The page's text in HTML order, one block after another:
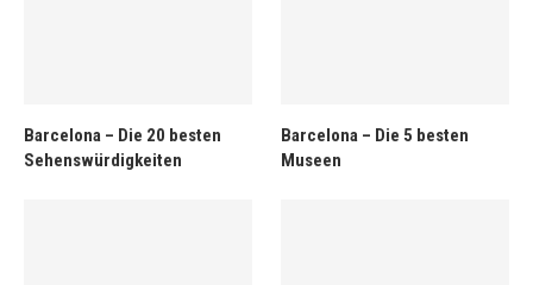
Barcelona – Die 20 besten
Sehenswürdigkeiten
Barcelona – Die 5 besten
Museen